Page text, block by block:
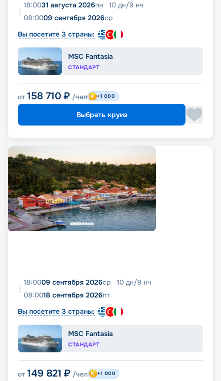
18:0031 августа 2026пн 10 дн/9 нч
08:0009 сентября 2026ср
Вы посетите 3 страны:
MSC Fantasia
СТАНДАРТ
от 158 710 ₽ /чел +1 000
Выбрать круиз
18:0009 сентября 2026ср 10 дн/9 нч
08:0018 сентября 2026пт
Вы посетите 3 страны:
MSC Fantasia
СТАНДАРТ
от 149 821 ₽ /чел +1 000